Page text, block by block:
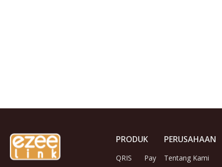
PRODUK
QRIS
Pay
PERUSAHAAN
Tentang Kami